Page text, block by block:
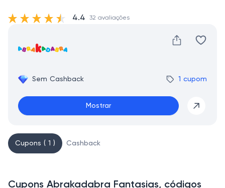
Sem Cashback 1 cupom
Mostrar
4.4 32 avaliações
Cupons ( 1 ) Cashback
Cupons Abrakadabra Fantasias, códigos